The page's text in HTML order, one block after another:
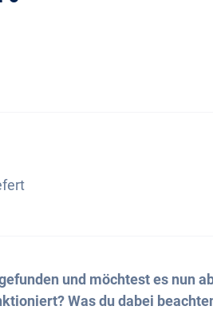
und möchtest es nun
Was du dabei